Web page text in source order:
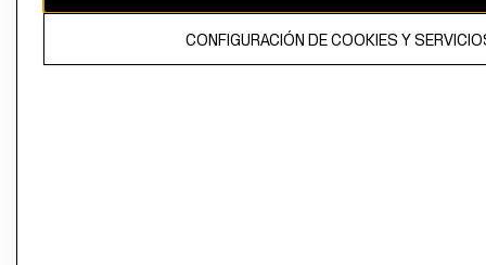
CONFIGURACIÓN DE COOKIES Y